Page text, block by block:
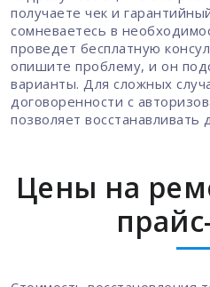
подразумевает, что все
получаете чек и
сомневаетесь в
проведет бесплатную
опишите проблему, и он
варианты. Для сложных
договоренности с
позволяет
Цены на